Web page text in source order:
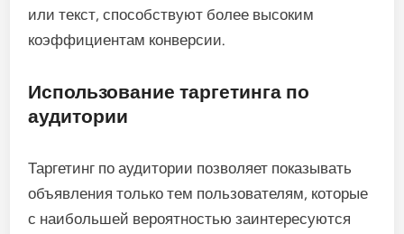
или текст, способствуют более высоким
коэффициентам конверсии.
Использование таргетинга по
аудитории
Таргетинг по аудитории позволяет показывать
объявления только тем пользователям, которые
с наибольшей вероятностью заинтересуются